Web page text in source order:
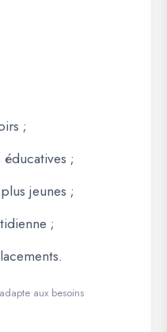
;
;
jeunes ;
;
aux besoins